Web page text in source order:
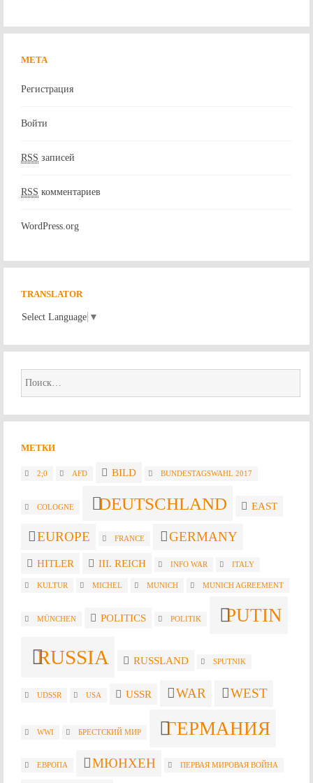
МЕТА
Регистрация
Войти
RSS записей
RSS комментариев
WordPress.org
TRANSLATOR
Select Language ▼
Найти:
МЕТКИ
2;0 AFD BILD BUNDESTAGSWAHL 2017
COLOGNE DEUTSCHLAND EAST
EUROPE FRANCE GERMANY
HITLER III. REICH INFO WAR ITALY
KULTUR MICHEL MUNICH MUNICH AGREEMENT
MÜNCHEN POLITICS POLITIK PUTIN
RUSSIA RUSSLAND SPUTNIK
UDSSR USA USSR WAR WEST
WWI БРЕСТСКИЙ МИР ГЕРМАНИЯ
ЕВРОПА МЮНХЕН ПЕРВАЯ МИРОВАЯ ВОЙНА